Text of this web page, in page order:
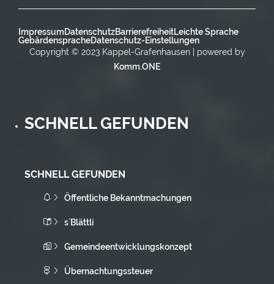
ImpressumDatenschutzBarrierefreiheitLeichte Sprache
GebärdenspracheDatenschutz-Einstellungen
Copyright © 2023 Kappel-Grafenhausen | powered by
Komm.ONE
SCHNELL GEFUNDEN
SCHNELL GEFUNDEN
Öffentliche Bekanntmachungen
s`Blättli
Gemeindeentwicklungskonzept
Übernachtungssteuer